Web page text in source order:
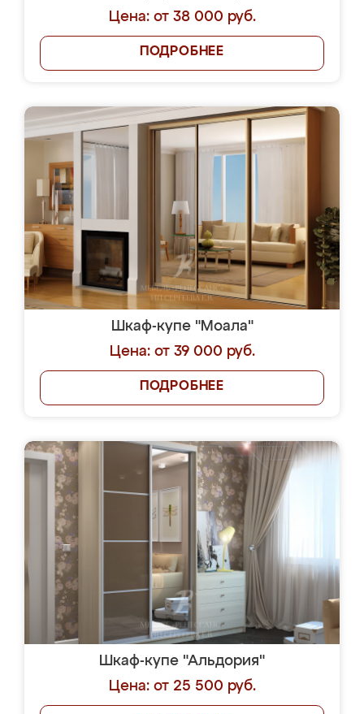
Цена: от 38 000 руб.
ПОДРОБНЕЕ
Шкаф-купе "Моала"
Цена: от 39 000 руб.
ПОДРОБНЕЕ
Шкаф-купе "Альдория"
Цена: от 25 500 руб.